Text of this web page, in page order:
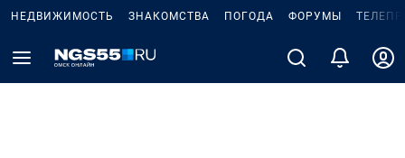
НЕДВИЖИМОСТЬ ЗНАКОМСТВА ПОГОДА ФОРУМЫ